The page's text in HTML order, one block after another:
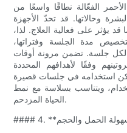
الفعّالة نطاقًا واسعًا من
وحالاتها. قد تحدّ الأجهزة
يؤثر على فعالية العلاج. لذا،
مدة الجلسة وفتراتها،
بين 10 و30 دقيقة لكل جلسة. تضمن مرونة أوقات
وفقًا لأهدافهم المحددة
يمكن استخدامه في جلسات قصيرة
ويتناسب بسلاسة مع نمط
الحياة المزدحم.